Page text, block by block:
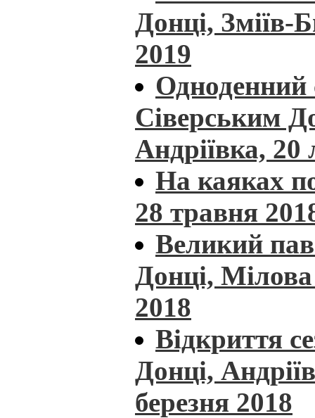
Донці,
2019
Одноденний
Сіверським
Андріївка, 20
На каяках
28 травня
Великий
Донці, Мілова
2018
Відкриття
Донці,
березня 2018